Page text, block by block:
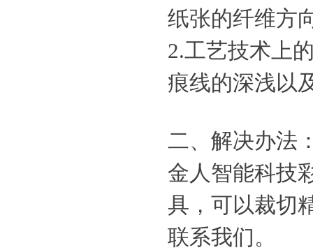
纸张的纤维方
2.工艺技术上
痕线的深浅以
二、解决办法
金人智能科技
具，可以裁切
联系我们。